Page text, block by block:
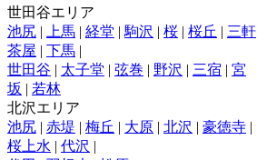
世田谷エリア
池尻 | 上馬 | 経堂 | 駒沢 | 桜 | 桜丘 | 三軒
茶屋 | 下馬 |
世田谷 | 太子堂 | 弦巻 | 野沢 | 三宿 | 宮
坂 | 若林
北沢エリア
池尻 | 赤堤 | 梅丘 | 大原 | 北沢 | 豪徳寺 |
桜上水 | 代沢 |